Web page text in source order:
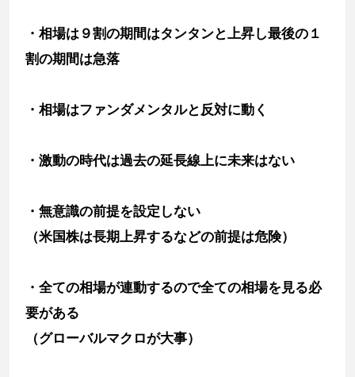
・相場は９割の期間はタンタンと上昇し最後の１
割の期間は急落
・相場はファンダメンタルと反対に動く
・激動の時代は過去の延長線上に未来はない
・無意識の前提を設定しない
（米国株は長期上昇するなどの前提は危険）
・全ての相場が連動するので全ての相場を見る必
要がある
（グローバルマクロが大事）